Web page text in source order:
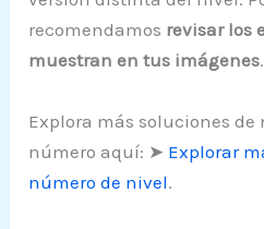
recomendamos revisar los
muestran en tus imágenes.
Explora más soluciones de
número aquí: ➤ Explorar
número de nivel.